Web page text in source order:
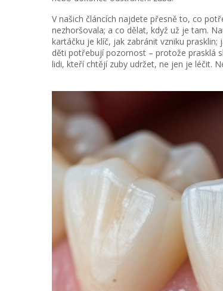
V našich článcích najdete přesně to, co
nezhoršovala; a co dělat, když už je tam.
kartáčku je klíč, jak zabránit vzniku
děti potřebují pozornost – protože prasklá
lidi, kteří chtějí zuby udržet, ne jen je léčit.